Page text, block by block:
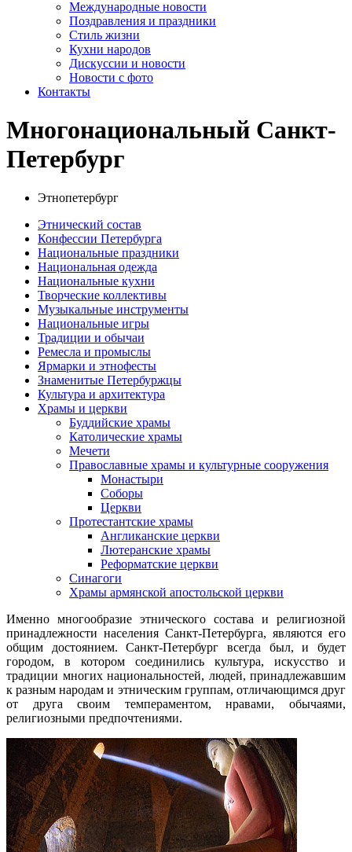
Международные новости
Поздравления и праздники
Cтиль жизни
Кухни народов
Дискуссии и новости
Новости с фото
Контакты
Многонациональный Санкт-
Петербург
Этнопетербург
Этнический состав
Конфессии Петербурга
Национальные праздники
Национальная одежда
Национальные кухни
Творческие коллективы
Музыкальные инструменты
Национальные игры
Традиции и обычаи
Ремесла и промыслы
Ярмарки и этнофесты
Знаменитые Петербуржцы
Культура и архитектура
Храмы и церкви
Буддийские храмы
Католические храмы
Мечети
Православные храмы и культурные сооружения
Монастыри
Соборы
Церкви
Протестантские храмы
Англиканские церкви
Лютеранские храмы
Реформатские церкви
Синагоги
Храмы армянской апостольской церкви
Именно многообразие этнического состава и религиозной
принадлежности населения Санкт-Петербурга, являются его
общим достоянием. Санкт-Петербург всегда был, и будет
городом, в котором соединились культура, искусство и
традиции многих национальностей, людей, принадлежавшим
к разным народам и этническим группам, отличающимся друг
от друга своим темпераментом, нравами, обычаями,
религиозными предпочтениями.